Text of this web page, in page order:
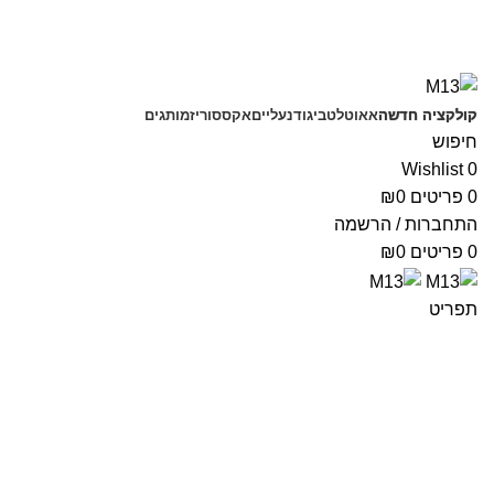
קולקציה חדשהאאוטלטביגודנעלייםאקססוריזמותגים
חיפוש
0
Wishlist
0 פריטים ₪0
התחברות / הרשמה
0 פריטים ₪0
תפריט